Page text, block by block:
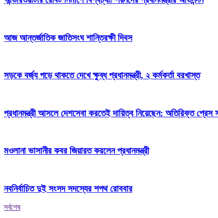
আজ আন্তর্জাতিক জাতিসংঘ শান্তিরক্ষী দিবস
সড়কে বর্জ্য পড়ে থাকতে দেখে ক্ষুব্ধ প্রধানমন্ত্রী, ২ কর্মকর্তা বরখাস্ত
প্রধানমন্ত্রী আসলে দেশসেবা করতেই দায়িত্ব নিয়েছেন: অতিরিক্ত প্রেস
মওলানা ভাসানীর কবর জিয়ারত করলেন প্রধানমন্ত্রী
নবনির্বাচিত দুই সংসদ সদস্যের শপথ রোববার
সর্বশেষ